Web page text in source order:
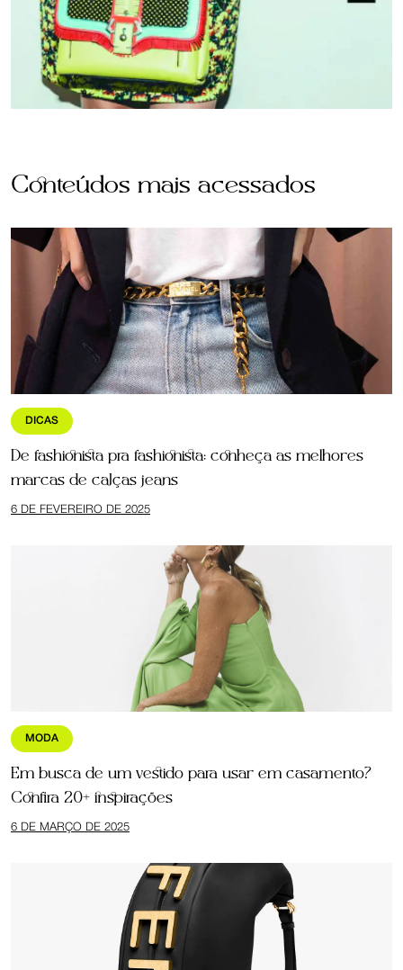
Conteúdos mais acessados
DICAS
De fashionista pra fashionista: conheça as melhores
marcas de calças jeans
6 DE FEVEREIRO DE 2025
MODA
Em busca de um vestido para usar em casamento?
Confira 20+ inspirações
6 DE MARÇO DE 2025